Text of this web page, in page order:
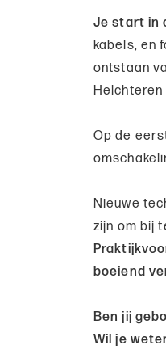
Je start in
kabels, en
ontstaan
Op de
Nieuwe
zijn om bij
boeiend
Ben jij
Wil je